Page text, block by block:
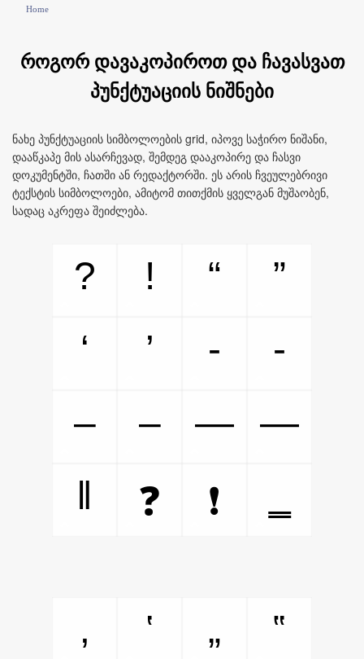
Home
როგორ დავაკოპიროთ და ჩავასვათ
პუნქტუაციის ნიშნები
ნახე პუნქტუაციის სიმბოლოების grid, იპოვე საჭირო ნიშანი,
დააწკაპე მის ასარჩევად, შემდეგ დააკოპირე და ჩასვი
დოკუმენტში, ჩათში ან რედაქტორში. ეს არის ჩვეულებრივი
ტექსტის სიმბოლოები, ამიტომ თითქმის ყველგან მუშაობენ,
სადაც აკრეფა შეიძლება.
? ! “
”
‘
’ ‐
‑
‒
– —
―
‖
❓ ❗
‚ ‛ „
‟